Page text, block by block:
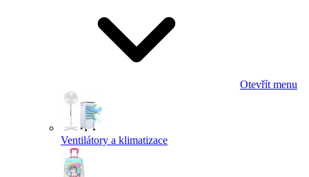
Otevřít menu
Ventilátory a klimatizace